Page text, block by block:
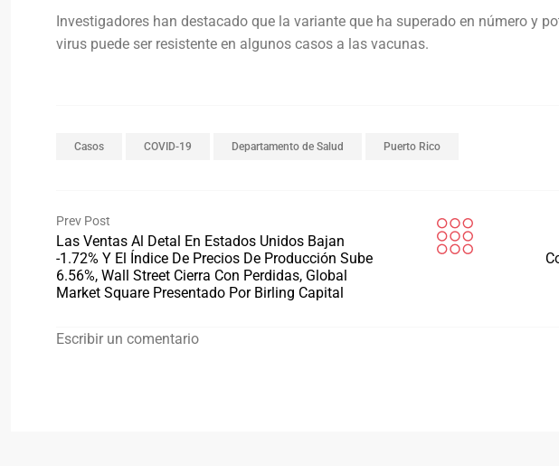
Investigadores han destacado que la variante que ha superado en número y
virus puede ser resistente en algunos casos a las vacunas.
Casos COVID-19 Departamento de Salud Puerto Rico
Prev Post
Las Ventas Al Detal En Estados Unidos Bajan
-1.72% Y El Índice De Precios De Producción Sube
6.56%, Wall Street Cierra Con Perdidas, Global
Market Square Presentado Por Birling Capital
Escribir un comentario